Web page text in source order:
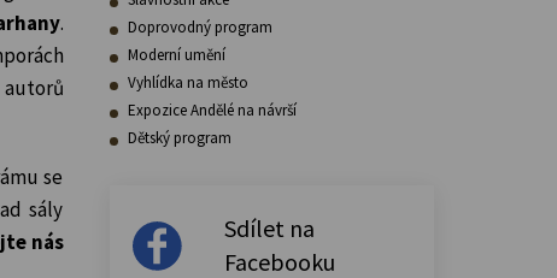
.
autorů
se
sály
nás
Doprovodný program
Moderní umění
Vyhlídka na město
Expozice Andělé na návrší
Dětský program
Sdílet na
Facebooku